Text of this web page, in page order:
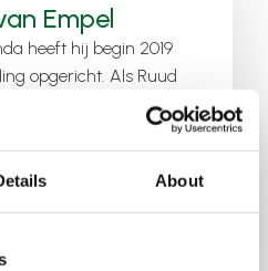
About
Empel
heeft hij begin 2019
opgericht. Als Ruud
hij over reizen. Hij en
overal thuis en in de
koestert Ruud
sport hij graag, drinkt
en houdt van uit eten.